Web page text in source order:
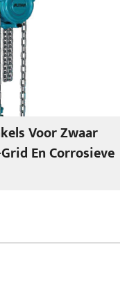
Voor Zwaar
En Corrosieve